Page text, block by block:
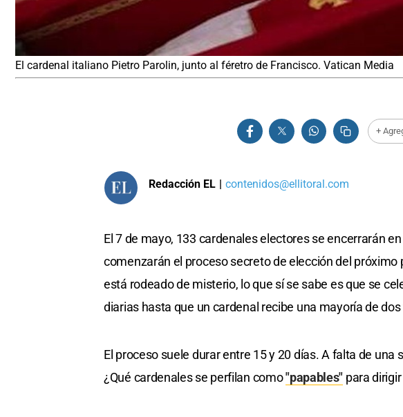
El cardenal italiano Pietro Parolin, junto al féretro de Francisco. Vatican Media
+
Redacción EL | contenidos@ellitoral.com
El 7 de mayo, 133 cardenales electores se encerrarán
comenzarán el proceso secreto de elección del
está rodeado de misterio, lo que sí se sabe es que se
diarias hasta que un cardenal recibe una mayoría de
El proceso suele durar entre 15 y 20 días. A falta de
¿Qué cardenales se perfilan como"papables" para